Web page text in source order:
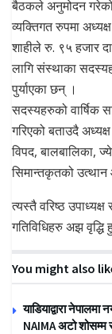
बैठकले अनुमोदन
व्यक्तिगत रुपमा
शाहीले रु. ९५ हजार
लागि संस्थाका
पुर्याएका छन् ।
सदस्यहरुको वार्षिक
गरिएको बताउदै
विपद, बालबालिका,
सिमान्तकृतको उत्थान
त्यस्तै वरिष्ठ
गतिविधिहरु अझ वृद्धि
You might also
याडियाद्वारा
NAIMA अटो